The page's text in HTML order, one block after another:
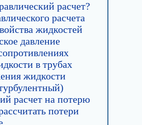
расчет?
расчета
жидкостей
давление
в трубах
жидкости
расчет на потерю
потери